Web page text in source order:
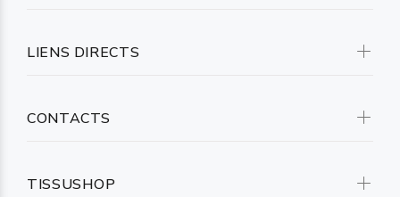
LIENS DIRECTS
CONTACTS
TISSUSHOP